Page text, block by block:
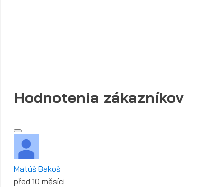
Hodnotenia zákazníkov
Matúš Bakoš
před 10 měsíci